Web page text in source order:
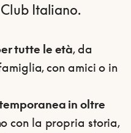
Italiano.
tutte le età, da
con amici o in
in oltre
con la propria storia,